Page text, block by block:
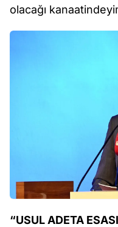
olacağı
“USUL ADETA